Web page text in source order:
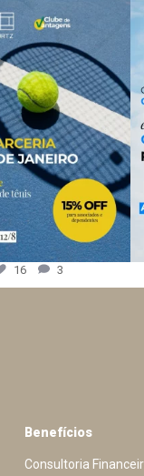
16 3
Benefícios
Consultoria